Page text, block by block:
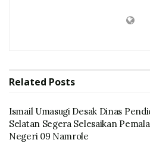
Related Posts
Ismail Umasugi Desak Dinas
Selatan Segera Selesaikan
Negeri 09 Namrole